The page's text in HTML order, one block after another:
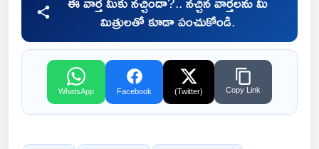
మిత్రులతో కూడా పంచుకోండి.
WhatsApp Facebook (Twitter) Copy Link